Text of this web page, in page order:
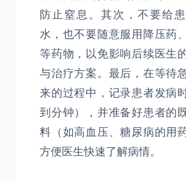
防止窒息。其次，不要给
水，也不要随意服用降压药
等药物，以免影响后续医生
与治疗方案。最后，在等待
来的过程中，记录患者发病
到分钟），并准备好患者的
料（如高血压、糖尿病的用
方便医生快速了解病情。